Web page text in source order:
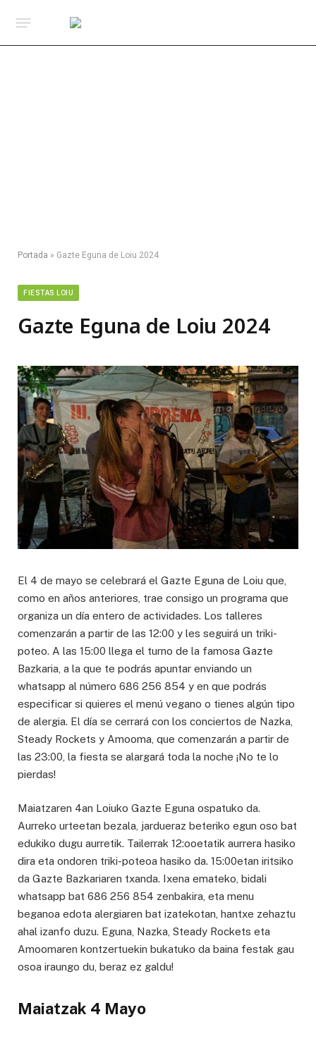
Portada » Gazte Eguna de Loiu 2024
FIESTAS LOIU
Gazte Eguna de Loiu 2024
El 4 de mayo se celebrará el Gazte Eguna de Loiu que,
como en años anteriores, trae consigo un programa que
organiza un día entero de actividades. Los talleres
comenzarán a partir de las 12:00 y les seguirá un triki-
poteo. A las 15:00 llega el turno de la famosa Gazte
Bazkaria, a la que te podrás apuntar enviando un
whatsapp al número 686 256 854 y en que podrás
especificar si quieres el menú vegano o tienes algún tipo
de alergia. El día se cerrará con los conciertos de Nazka,
Steady Rockets y Amooma, que comenzarán a partir de
las 23:00, la fiesta se alargará toda la noche ¡No te lo
pierdas!
Maiatzaren 4an Loiuko Gazte Eguna ospatuko da.
Aurreko urteetan bezala, jardueraz beteriko egun oso bat
edukiko dugu aurretik. Tailerrak 12:ooetatik aurrera hasiko
dira eta ondoren triki-poteoa hasiko da. 15:00etan iritsiko
da Gazte Bazkariaren txanda. Ixena emateko, bidali
whatsapp bat 686 256 854 zenbakira, eta menu
beganoa edota alergiaren bat izatekotan, hantxe zehaztu
ahal izanfo duzu. Eguna, Nazka, Steady Rockets eta
Amoomaren kontzertuekin bukatuko da baina festak gau
osoa iraungo du, beraz ez galdu!
Maiatzak 4 Mayo